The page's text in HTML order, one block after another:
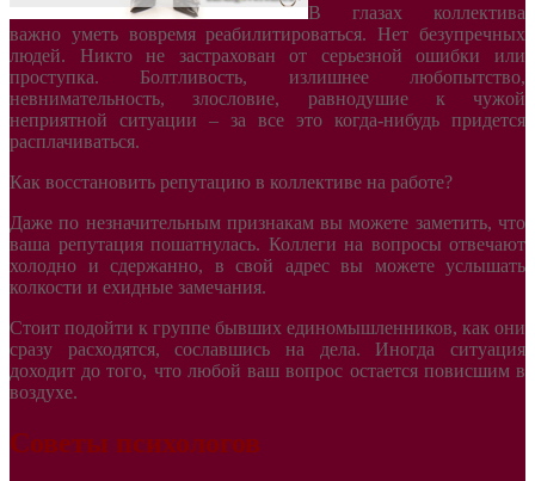
В глазах коллектива
важно уметь вовремя реабилитироваться. Нет безупречных
людей. Никто не застрахован от серьезной ошибки или
проступка. Болтливость, излишнее любопытство,
невнимательность, злословие, равнодушие к чужой
неприятной ситуации – за все это когда-нибудь придется
расплачиваться.
Как восстановить репутацию в коллективе на работе?
Даже по незначительным признакам вы можете заметить, что
ваша репутация пошатнулась. Коллеги на вопросы отвечают
холодно и сдержанно, в свой адрес вы можете услышать
колкости и ехидные замечания.
Стоит подойти к группе бывших единомышленников, как они
сразу расходятся, сославшись на дела. Иногда ситуация
доходит до того, что любой ваш вопрос остается повисшим в
воздухе.
Советы психологов